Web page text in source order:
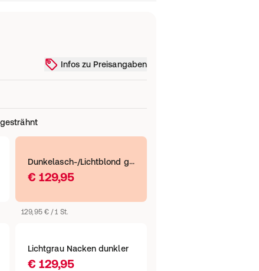
Infos zu Preisangaben
Dunkelasch-/Lichtblond gesträhnt
€ 129,95
129,95 € / 1 St.
Lichtgrau Nacken dunkler
€ 129,95